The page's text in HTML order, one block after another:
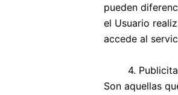
pueden
el Usuario
accede al
4.
Son aquellas